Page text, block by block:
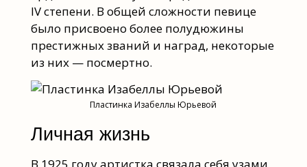
IV степени. В общей сложности певице
было присвоено более полудюжины
престижных званий и наград, некоторые
из них — посмертно.
Пластинка Изабеллы Юрьевой
Личная жизнь
В 1925 году артистка связала себя узами